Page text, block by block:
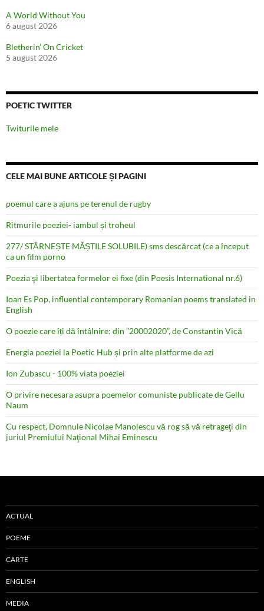
A World Without You
6 august 2026
Bletherin’ On Cricket
5 august 2026
POETIC TWITTER
Twiturile mele
CELE MAI BUNE ARTICOLE ȘI PAGINI
poemul care a ajuns pe terenul de rugby
Ritmurile poeziei- iambul și troheul
277/ STÂRNEȘTE MĂȘTILE SOLUBILE) sms descărcat (ce a început
ca un film porno
Poezia şi libertatea formelor ei fixe (din Poesis International nr.6)
Ioan Es Pop, influential contemporary Romanian poems translated in
English
O poezie care îți dă întâlnire: din ”20002020”, de Constantin Vică
Energia poeziei la Poetic Hub și prin alte platforme de azi
Ion Zubascu - 100% viata poeziei
O privire necesara asupra poemelor comuniste publicate de Gellu
Naum
Cu respect, Domnule Nicolae Manolescu vă rog să vă retrageţi din
juriul Premiului Naţional Mihai Eminescu
ACTUAL
POEME
CARTE
ENGLISH
MEDIA